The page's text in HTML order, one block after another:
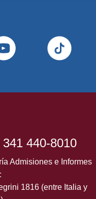
440-8010
Admisiones e Informes
1816 (entre Italia y